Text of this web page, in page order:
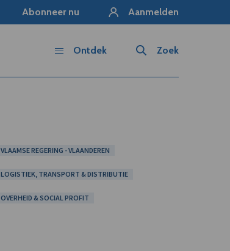
Abonneer nu Aanmelden
Zoek
Ontdek
VLAAMSE REGERING - VLAANDEREN
LOGISTIEK, TRANSPORT & DISTRIBUTIE
OVERHEID & SOCIAL PROFIT